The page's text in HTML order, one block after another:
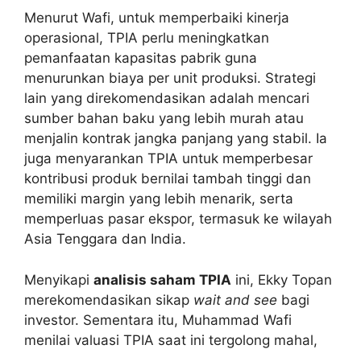
Menurut Wafi, untuk memperbaiki kinerja
operasional, TPIA perlu meningkatkan
pemanfaatan kapasitas pabrik guna
menurunkan biaya per unit produksi. Strategi
lain yang direkomendasikan adalah mencari
sumber bahan baku yang lebih murah atau
menjalin kontrak jangka panjang yang stabil. Ia
juga menyarankan TPIA untuk memperbesar
kontribusi produk bernilai tambah tinggi dan
memiliki margin yang lebih menarik, serta
memperluas pasar ekspor, termasuk ke wilayah
Asia Tenggara dan India.
Menyikapi analisis saham TPIA ini, Ekky Topan
merekomendasikan sikap wait and see bagi
investor. Sementara itu, Muhammad Wafi
menilai valuasi TPIA saat ini tergolong mahal,